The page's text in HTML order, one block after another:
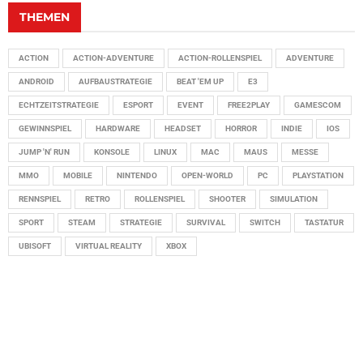
THEMEN
ACTION ACTION-ADVENTURE ACTION-ROLLENSPIEL ADVENTURE
ANDROID AUFBAUSTRATEGIE BEAT 'EM UP E3
ECHTZEITSTRATEGIE ESPORT EVENT FREE2PLAY GAMESCOM
GEWINNSPIEL HARDWARE HEADSET HORROR INDIE IOS
JUMP 'N' RUN KONSOLE LINUX MAC MAUS MESSE
MMO MOBILE NINTENDO OPEN-WORLD PC PLAYSTATION
RENNSPIEL RETRO ROLLENSPIEL SHOOTER SIMULATION
SPORT STEAM STRATEGIE SURVIVAL SWITCH TASTATUR
UBISOFT VIRTUAL REALITY XBOX